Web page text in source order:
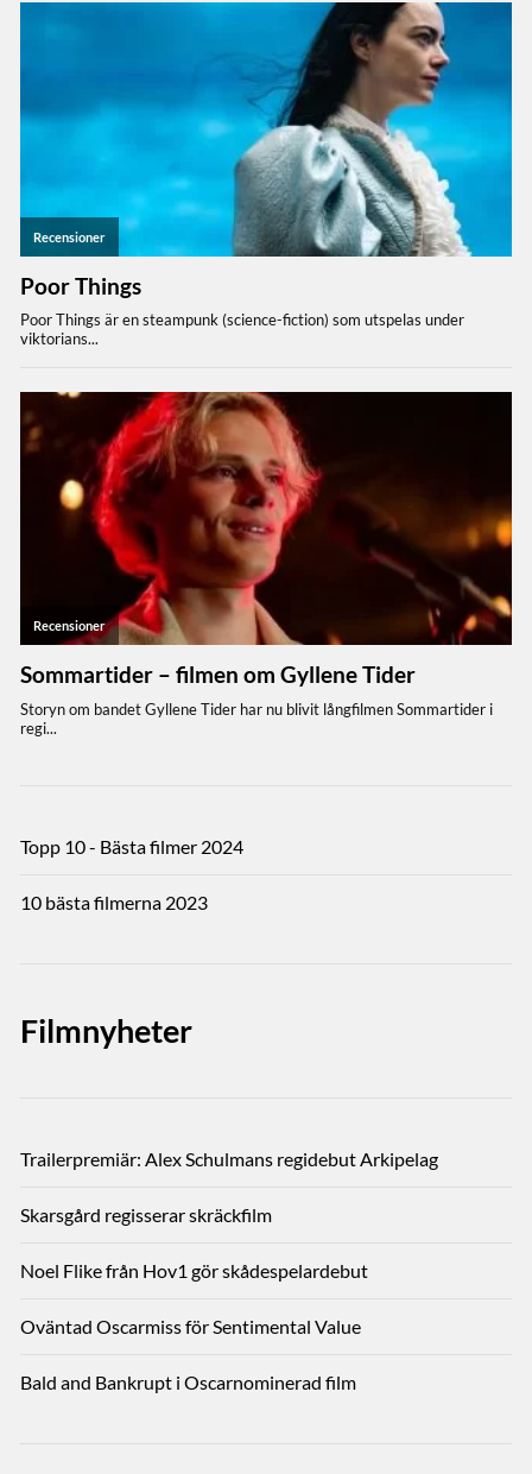
Topp 10 - Bästa filmer 2024
10 bästa filmerna 2023
Filmnyheter
Trailerpremiär: Alex Schulmans regidebut Arkipelag
Skarsgård regisserar skräckfilm
Noel Flike från Hov1 gör skådespelardebut
Oväntad Oscarmiss för Sentimental Value
Bald and Bankrupt i Oscarnominerad film